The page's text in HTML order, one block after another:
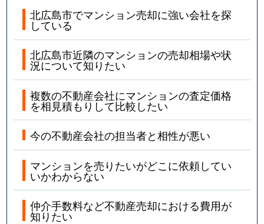
北広島市でマンション売却に強い会社を探
している
北広島市近隣のマンションの売却相場や状
況について知りたい
複数の不動産会社にマンションの査定価格
を相見積もりして比較したい
今の不動産会社の担当者と相性が悪い
マンションを売りたいがどこに依頼してい
いかわからない
仲介手数料など不動産売却における費用が
知りたい